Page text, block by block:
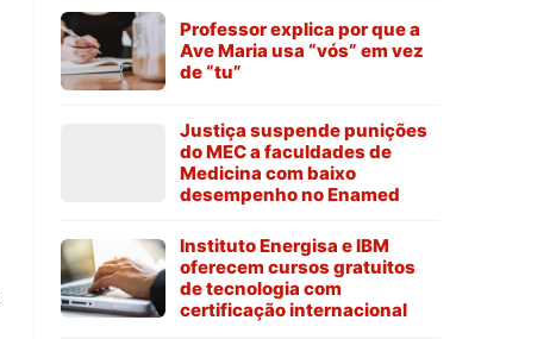
Professor explica por que a
Ave Maria usa “vós” em vez
de “tu”
Justiça suspende punições
do MEC a faculdades de
Medicina com baixo
desempenho no Enamed
Instituto Energisa e IBM
oferecem cursos gratuitos
de tecnologia com
certificação internacional